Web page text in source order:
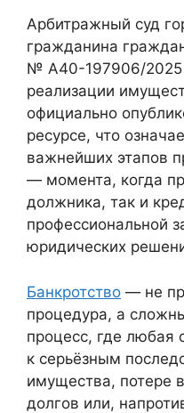
Арбитражный суд
гражданина
№ А40-197906/2025
реализации
официально
ресурсе, что
важнейших этапов
— момента, когда
должника, так и
профессиональной
юридических
Банкротство — не
процедура, а
процесс, где любая
к серьёзным
имущества, потере
долгов или,